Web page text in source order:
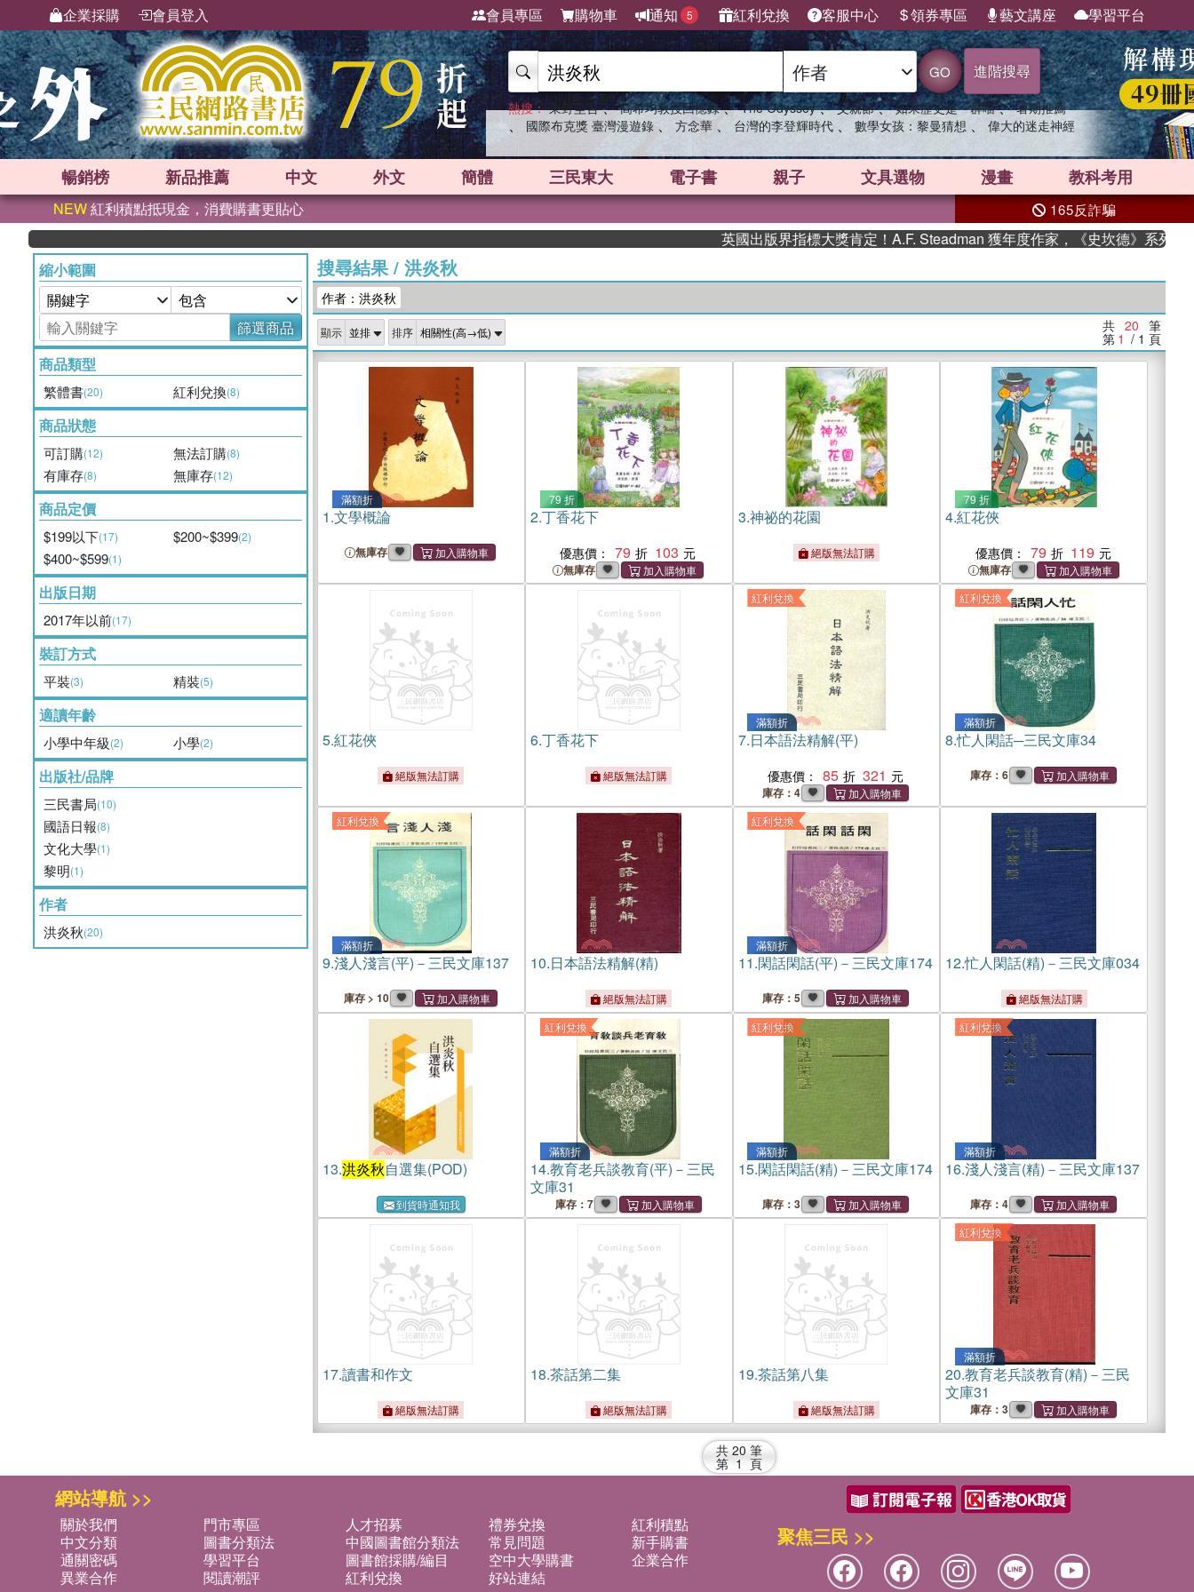
企業採購 會員登入 會員專區 購物車 通知 5 紅利兌換 客服中心 領券專區 藝文講座 學習平台
GO 進階搜尋
熱搜： 東野圭吾 、 高希均教授回憶錄 、 The Odyssey 、 父親節 、 如果歷史是一群喵 、 暑期推薦
、 國際布克獎 臺灣漫遊錄 、 方念華 、 台灣的李登輝時代 、 數學女孩：黎曼猜想 、 偉大的迷走神經
暢銷榜 新品推薦 中文 外文 簡體 三民東大 電子書 親子 文具選物 漫畫 教科考用
NEW紅利積點抵現金，消費購書更貼心 165反詐騙
英國出版界指標大獎肯定！A.F. Steadman 獲年度作家，《史坎德》系列帶你踏
縮小範圍
篩選商品
商品類型
繁體書(20) 紅利兌換(8)
商品狀態
可訂購(12) 無法訂購(8)
有庫存(8) 無庫存(12)
商品定價
$199以下(17) $200~$399(2)
$400~$599(1)
出版日期
2017年以前(17)
裝訂方式
平裝(3) 精裝(5)
適讀年齡
小學中年級(2) 小學(2)
出版社/品牌
三民書局(10)
國語日報(8)
文化大學(1)
黎明(1)
作者
洪炎秋(20)
搜尋結果/ 洪炎秋
作者：洪炎秋
顯示 排序 共 20 筆
第 1 / 1 頁
滿額折
1.文學概論
無庫存
79 折
2.丁香花下
優惠價： 79 103
無庫存
3.神祕的花園
絕版無法訂購
79 折
4.紅花俠
優惠價： 79 119
無庫存
5.紅花俠
絕版無法訂購
6.丁香花下
絕版無法訂購
紅利兌換
滿額折
7.日本語法精解(平)
優惠價： 85 321
庫存：4
紅利兌換
滿額折
8.忙人閑話─三民文庫34
庫存：6
紅利兌換
滿額折
9.淺人淺言(平)－三民文庫137
庫存 > 10
10.日本語法精解(精)
絕版無法訂購
紅利兌換
滿額折
11.閑話閑話(平)－三民文庫174
庫存：5
12.忙人閑話(精)－三民文庫034
絕版無法訂購
13.洪炎秋自選集(POD)
到貨時通知我
紅利兌換
滿額折
14.教育老兵談教育(平)－三民
文庫31
庫存：7
紅利兌換
滿額折
15.閑話閑話(精)－三民文庫174
庫存：3
紅利兌換
滿額折
16.淺人淺言(精)－三民文庫137
庫存：4
17.讀書和作文
絕版無法訂購
18.茶話第二集
絕版無法訂購
19.茶話第八集
絕版無法訂購
紅利兌換
滿額折
20.教育老兵談教育(精)－三民
文庫31
庫存：3
共 20 筆
第 1 頁
網站導航 >>
關於我們 門市專區 人才招募 禮券兌換
紅利積點
中文分類
圖書分類法 中國圖書館分類法 常見問題
新手購書
通關密碼
學習平台 圖書館採購/編目 空中大學購書
企業合作
異業合作
閱讀潮評 紅利兌換 好站連結
聚焦三民 >>